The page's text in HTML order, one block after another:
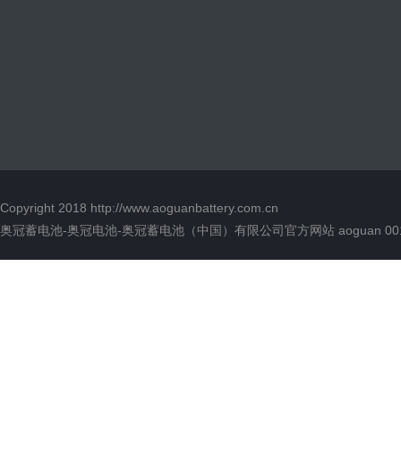
Copyright 2018 http://www.aoguanbattery.com.cn
奥冠蓄电池-奥冠电池-奥冠蓄电池（中国）有限公司官方网站 aoguan